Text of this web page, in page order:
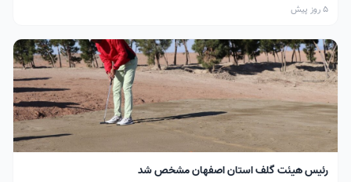
5 روز پیش
رئیس هیئت گلف استان اصفهان مشخص شد